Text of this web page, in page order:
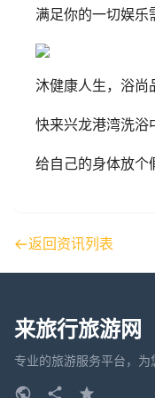
满足你的一切娱乐
沐健康人生，浴尚
快来兴龙港湾洗浴
给自己的身体放个
返回资讯列表
来旅行旅游网
专业的旅游服务平台，为